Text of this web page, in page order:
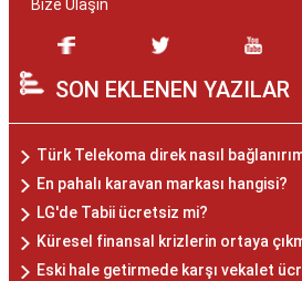
Bize Ulaşın
SON EKLENEN YAZILAR
Türk Telekoma direk nasıl
En pahalı karavan markası hangisi?
LG'de Tabii ücretsiz mi?
Küresel finansal krizlerin ortaya
Eski hale getirmede karşı vekalet